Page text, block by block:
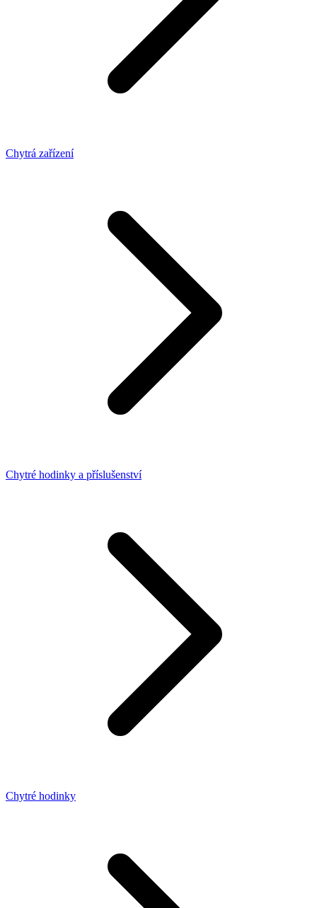
Chytrá zařízení
Chytré hodinky a příslušenství
Chytré hodinky